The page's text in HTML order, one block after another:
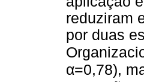
reduziram
por duas
α=0,78),